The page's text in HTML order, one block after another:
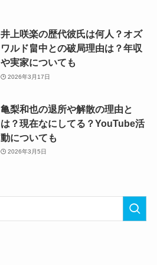
井上咲楽の歴代彼氏は何人？オズ
ワルド畠中との破局理由は？年収
や実家についても
2026年3月17日
亀梨和也の退所や解散の理由と
は？現在なにしてる？YouTube活
動についても
2026年3月5日